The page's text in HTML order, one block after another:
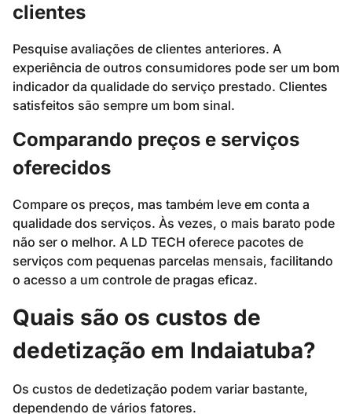
clientes
Pesquise avaliações de clientes anteriores. A
experiência de outros consumidores pode ser um bom
indicador da qualidade do serviço prestado. Clientes
satisfeitos são sempre um bom sinal.
Comparando preços e serviços
oferecidos
Compare os preços, mas também leve em conta a
qualidade dos serviços. Às vezes, o mais barato pode
não ser o melhor. A LD TECH oferece pacotes de
serviços com pequenas parcelas mensais, facilitando
o acesso a um controle de pragas eficaz.
Quais são os custos de
dedetização em Indaiatuba?
Os custos de dedetização podem variar bastante,
dependendo de vários fatores.